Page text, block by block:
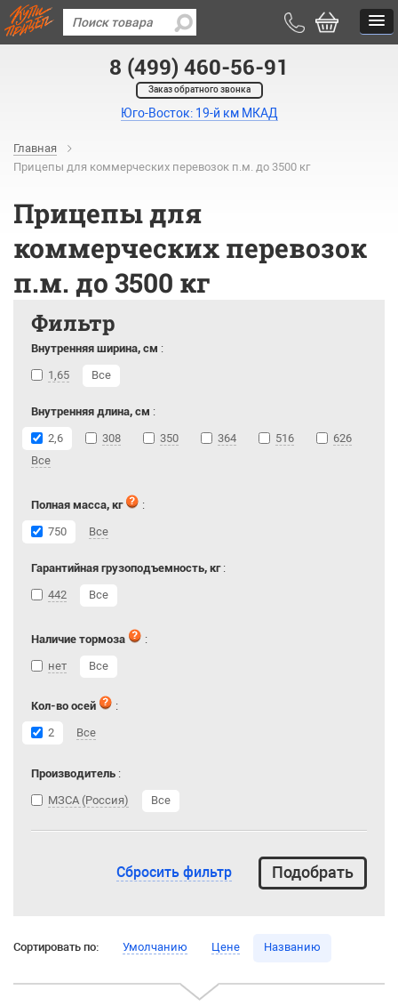
8 (499) 460-56-91
Заказ обратного звонка
Юго-Восток: 19-й км МКАД
Главная
Прицепы для коммерческих перевозок п.м. до 3500 кг
Прицепы для
коммерческих перевозок
п.м. до 3500 кг
Фильтр
Внутренняя ширина, см :
1,65
Все
Внутренняя длина, см :
2,6
308 350 364 516
626
Все
Полная масса, кг
:
750
Все
Гарантийная грузоподъемность, кг:
442
Все
Наличие тормоза
:
нет
Все
Кол-во осей
:
2
Все
Производитель :
МЗСА (Россия)
Все
Сбросить фильтр
Сортировать по: Умолчанию Цене Названию